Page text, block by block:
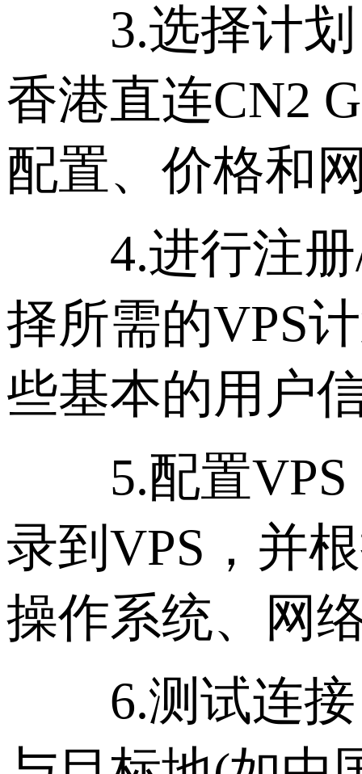
3.选择计划
香港直连CN2
配置、价格和
4.进行注册/
择所需的VPS
些基本的用户
5.配置VPS
录到VPS，并
操作系统、网
6.测试连接：